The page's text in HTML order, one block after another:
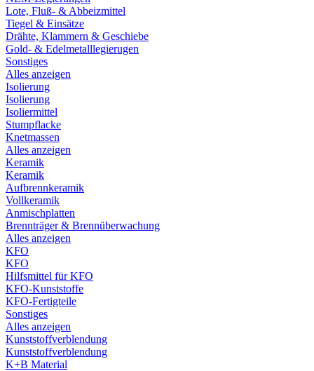
Lote, Fluß- & Abbeizmittel
Tiegel & Einsätze
Drähte, Klammern & Geschiebe
Gold- & Edelmetalllegierugen
Sonstiges
Alles anzeigen
Isolierung
Isolierung
Isoliermittel
Stumpflacke
Knetmassen
Alles anzeigen
Keramik
Keramik
Aufbrennkeramik
Vollkeramik
Anmischplatten
Brennträger & Brennüberwachung
Alles anzeigen
KFO
KFO
Hilfsmittel für KFO
KFO-Kunststoffe
KFO-Fertigteile
Sonstiges
Alles anzeigen
Kunststoffverblendung
Kunststoffverblendung
K+B Material